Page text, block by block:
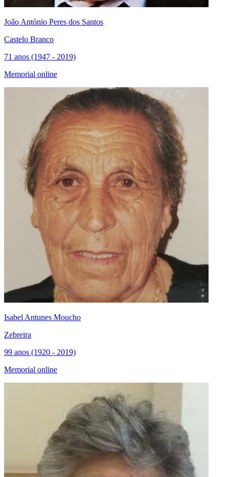
João António Peres dos Santos
Castelo Branco
71 anos (1947 - 2019)
Memorial online
Isabel Antunes Moucho
Zebreira
99 anos (1920 - 2019)
Memorial online